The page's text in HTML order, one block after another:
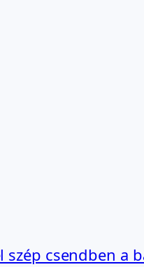
szép csendben a